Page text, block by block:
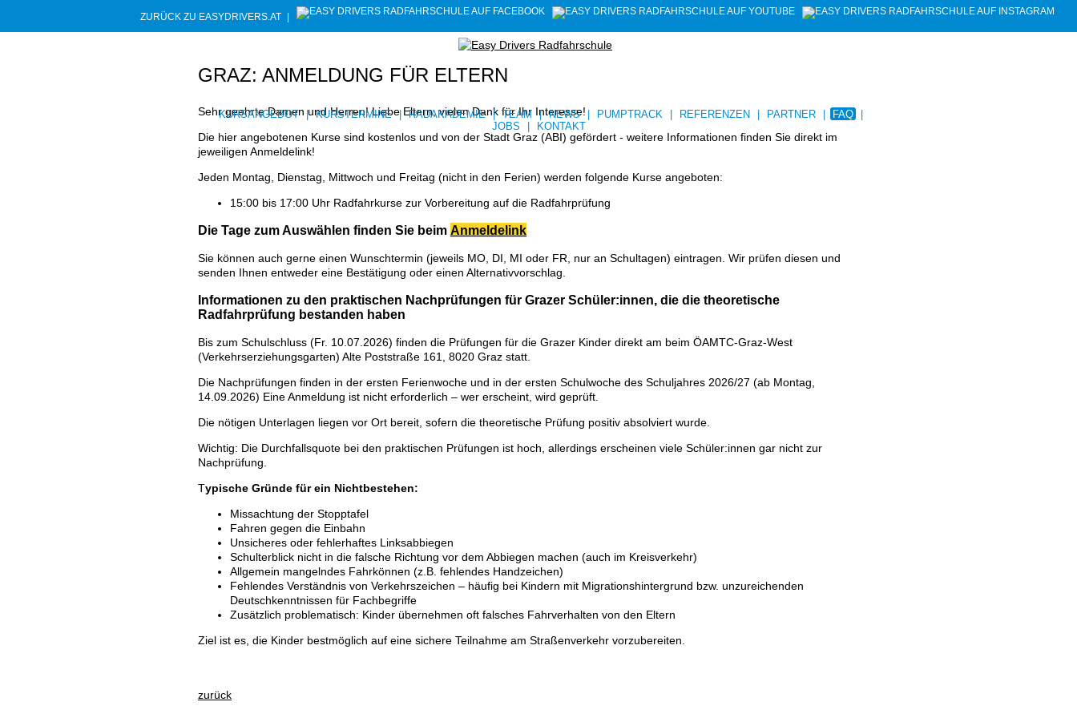
KURSANGEBOT | KURSTERMINE | RADAKADEMIE | TEAM | NEWS | PUMPTRACK REFERENZEN PARTNER FAQ
JOBS
KONTAKT
ZURÜCK ZU EASYDRIVERS.AT
GRAZ: ANMELDUNG FÜR ELTERN
Sehr geehrte Damen und Herren! Liebe Eltern, vielen Dank für Ihr Interesse!
Die hier angebotenen Kurse sind kostenlos und von der Stadt Graz (ABI) gefördert - weitere Informationen finden Sie direkt im
jeweiligen Anmeldelink!
Jeden Montag, Dienstag, Mittwoch und Freitag (nicht in den Ferien) werden folgende Kurse angeboten:
15:00 bis 17:00 Uhr Radfahrkurse zur Vorbereitung auf die Radfahrprüfung
Die Tage zum Auswählen finden Sie beim Anmeldelink
Sie können auch gerne einen Wunschtermin (jeweils MO, DI, MI oder FR, nur an Schultagen) eintragen. Wir prüfen diesen und
senden Ihnen entweder eine Bestätigung oder einen Alternativvorschlag.
Informationen zu den praktischen Nachprüfungen für Grazer Schüler:innen, die die theoretische
Radfahrprüfung bestanden haben
Bis zum Schulschluss (Fr. 10.07.2026) finden die Prüfungen für die Grazer Kinder direkt am beim ÖAMTC-Graz-West
(Verkehrserziehungsgarten) Alte Poststraße 161, 8020 Graz statt.
Die Nachprüfungen finden in der ersten Ferienwoche und in der ersten Schulwoche des Schuljahres 2026/27 (ab Montag,
14.09.2026) Eine Anmeldung ist nicht erforderlich – wer erscheint, wird geprüft.
Die nötigen Unterlagen liegen vor Ort bereit, sofern die theoretische Prüfung positiv absolviert wurde.
Wichtig: Die Durchfallsquote bei den praktischen Prüfungen ist hoch, allerdings erscheinen viele Schüler:innen gar nicht zur
Nachprüfung.
Typische Gründe für ein Nichtbestehen:
Missachtung der Stopptafel
Fahren gegen die Einbahn
Unsicheres oder fehlerhaftes Linksabbiegen
Schulterblick nicht in die falsche Richtung vor dem Abbiegen machen (auch im Kreisverkehr)
Allgemein mangelndes Fahrkönnen (z.B. fehlendes Handzeichen)
Fehlendes Verständnis von Verkehrszeichen – häufig bei Kindern mit Migrationshintergrund bzw. unzureichenden
Deutschkenntnissen für Fachbegriffe
Zusätzlich problematisch: Kinder übernehmen oft falsches Fahrverhalten von den Eltern
Ziel ist es, die Kinder bestmöglich auf eine sichere Teilnahme am Straßenverkehr vorzubereiten.
zurück